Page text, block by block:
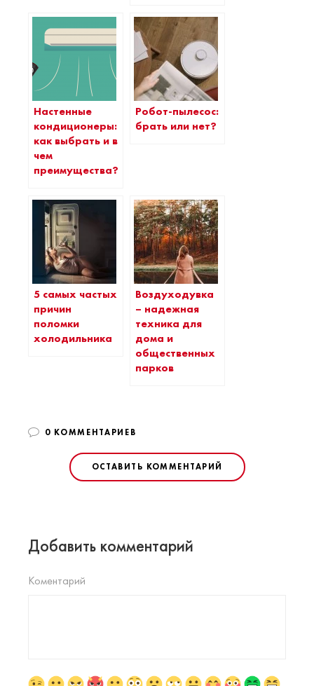
Настенные
кондиционеры:
как выбрать и в
чем
преимущества?
Робот-пылесос:
брать или нет?
5 самых частых
причин
поломки
холодильника
Воздуходувка
– надежная
техника для
дома и
общественных
парков
0 КОММЕНТАРИЕВ
ОСТАВИТЬ КОММЕНТАРИЙ
Добавить комментарий
Коментарий